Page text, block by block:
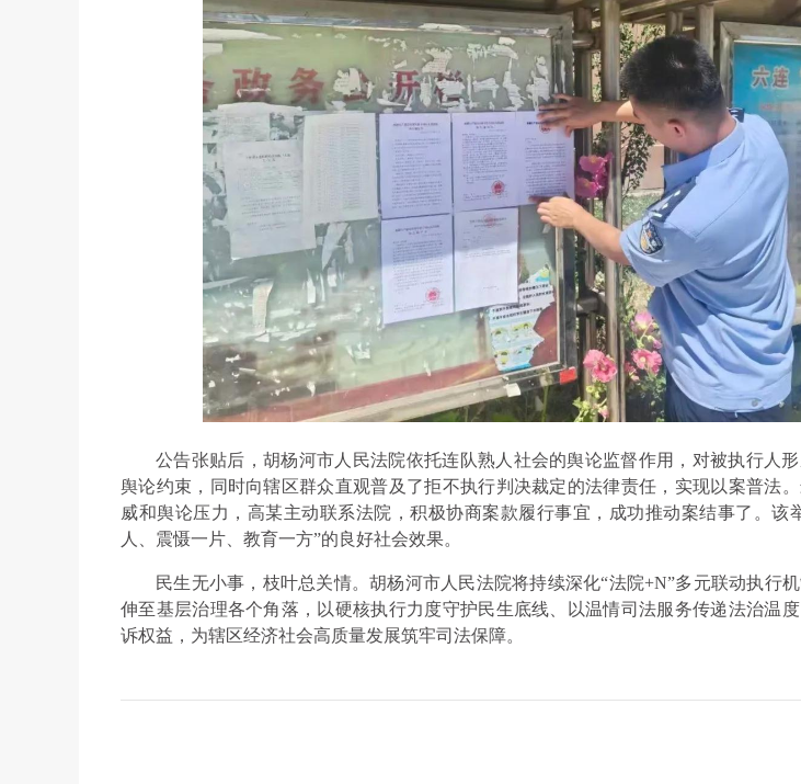
公告张贴后，胡杨河市人民法院依托连队熟人社会的舆论监督作用，对被执行人
舆论约束，同时向辖区群众直观普及了拒不执行判决裁定的法律责任，实现以案普法
威和舆论压力，高某主动联系法院，积极协商案款履行事宜，成功推动案结事了。该
人、震慑一片、教育一方”的良好社会效果。
民生无小事，枝叶总关情。胡杨河市人民法院将持续深化“法院+N”多元联动执行
伸至基层治理各个角落，以硬核执行力度守护民生底线、以温情司法服务传递法治温
诉权益，为辖区经济社会高质量发展筑牢司法保障。